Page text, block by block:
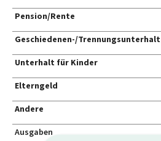
Pension/Rente
Geschiedenen-/Trennungsunterhalt
Unterhalt für Kinder
Elterngeld
Andere
Ausgaben